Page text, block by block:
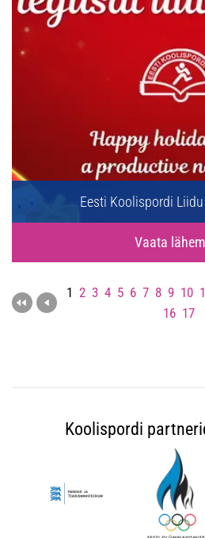
Eesti Koolispordi
Vaata
1 2 3 4 5 6 7 8 9 10
16 17
Koolispordi